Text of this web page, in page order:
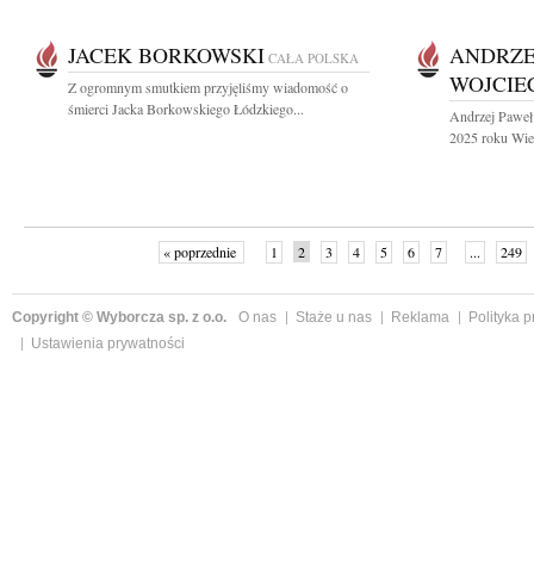
JACEK BORKOWSKI CAŁA POLSKA
Z ogromnym smutkiem przyjęliśmy wiadomość o
śmierci Jacka Borkowskiego Łódzkiego...
Andrzej
2025 roku
« poprzednie 1 2 3 4 5 6 7 ... 249
Copyright © Wyborcza sp. z o.o. O nas Staże u nas Reklama
Polityka
Ustawienia prywatności